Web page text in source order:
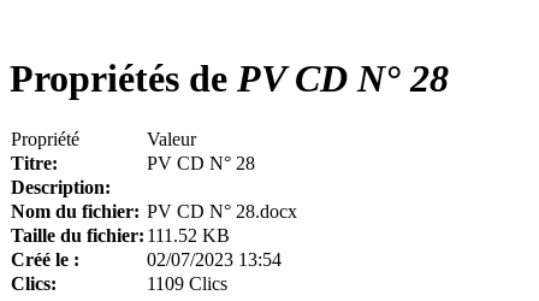
Propriétés de PV CD N° 28
Propriété
Valeur
Titre:
PV CD N° 28
Description:
Nom du fichier: PV CD N° 28.docx
Taille du fichier: 111.52 KB
Créé le :
02/07/2023 13:54
Clics:
1109 Clics